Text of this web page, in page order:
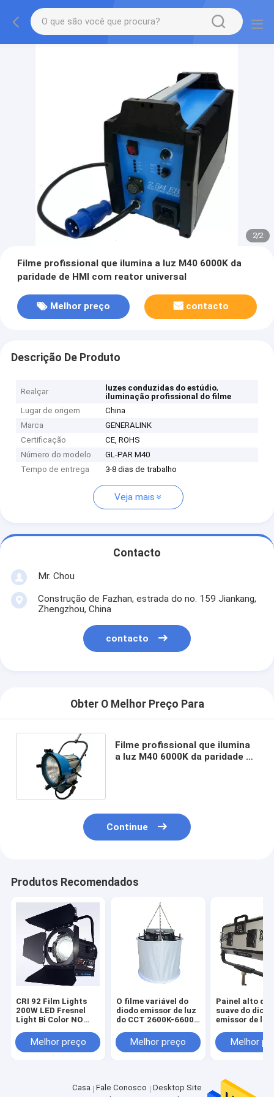
2/2
Filme profissional que ilumina a luz M40 6000K da
paridade de HMI com reator universal
Melhor preço contacto
Descrição De Produto
Realçar luzes conduzidas do estúdio,
iluminação profissional do filme
Lugar de origem
China
Marca
GENERALINK
Certificação
CE, ROHS
Número do modelo
GL-PAR M40
Tempo de entrega
3-8 dias de trabalho
Veja mais
Contacto
Mr. Chou
Construção de Fazhan, estrada do no. 159 Jiankang,
Zhengzhou, China
contacto
Obter O Melhor Preço Para
Filme profissional que ilumina
a luz M40 6000K da paridade de
Continue
Produtos Recomendados
CRI 92 Film Lights
200W LED Fresnel
Light Bi Color NO
Profissional de
Estúdio ((Pole
Melhor preço
O filme variável do
diodo emissor de luz
do CCT 2600K-6600K
1600W do espaço do
diodo emissor de luz
Melhor preço
Painel alto da
suave do diodo
emissor de luz
o filme que
400W/
Melhor
Casa Fale Conosco
Desktop Site